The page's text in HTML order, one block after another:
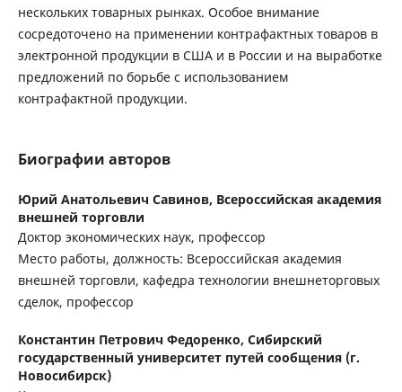
нескольких товарных рынках. Особое внимание
сосредоточено на применении контрафактных товаров в
электронной продукции в США и в России и на выработке
предложений по борьбе с использованием
контрафактной продукции.
Биографии авторов
Юрий Анатольевич Савинов, Всероссийская академия
внешней торговли
Доктор экономических наук, профессор
Место работы, должность: Всероссийская академия
внешней торговли, кафедра технологии внешнеторговых
сделок, профессор
Константин Петрович Федоренко, Сибирский
государственный университет путей сообщения (г.
Новосибирск)